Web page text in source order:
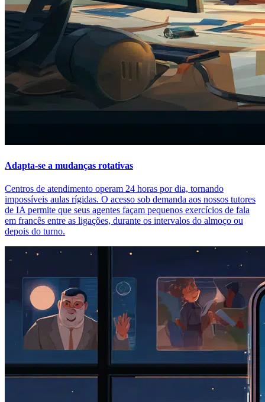
Adapta-se a mudanças rotativas
Centros de atendimento operam 24 horas por dia, tornando
impossíveis aulas rígidas. O acesso sob demanda aos nossos tutores
de IA permite que seus agentes façam pequenos exercícios de fala
em francês entre as ligações, durante os intervalos do almoço ou
depois do turno.